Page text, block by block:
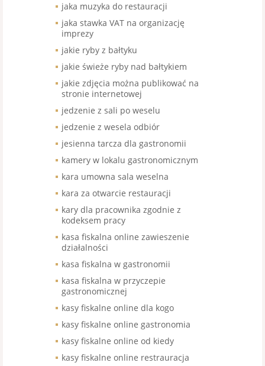
jaka muzyka do restauracji
jaka stawka VAT na organizację
imprezy
jakie ryby z bałtyku
jakie świeże ryby nad bałtykiem
jakie zdjęcia można publikować na
stronie internetowej
jedzenie z sali po weselu
jedzenie z wesela odbiór
jesienna tarcza dla gastronomii
kamery w lokalu gastronomicznym
kara umowna sala weselna
kara za otwarcie restauracji
kary dla pracownika zgodnie z
kodeksem pracy
kasa fiskalna online zawieszenie
działalności
kasa fiskalna w gastronomii
kasa fiskalna w przyczepie
gastronomicznej
kasy fiskalne online dla kogo
kasy fiskalne online gastronomia
kasy fiskalne online od kiedy
kasy fiskalne online restrauracja